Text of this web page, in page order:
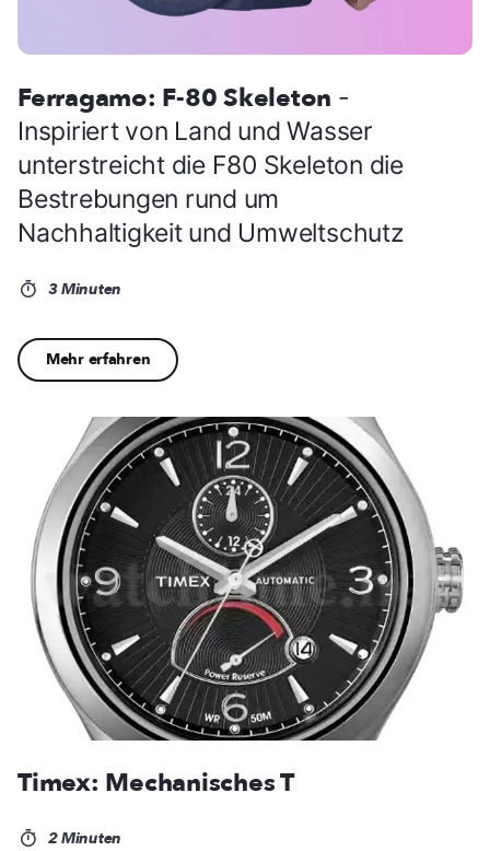
Ferragamo: F-80 Skeleton -
Inspiriert von Land und Wasser
unterstreicht die F80 Skeleton die
Bestrebungen rund um
Nachhaltigkeit und Umweltschutz
3 Minuten
Mehr erfahren
Timex: Mechanisches T
2 Minuten